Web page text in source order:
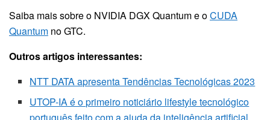
Saiba mais sobre o NVIDIA DGX Quantum e oCUDA
Quantum no GTC.
Outros artigos interessantes:
NTT DATA apresenta Tendências Tecnológicas 2023
UTOP-IA é o primeiro noticiário lifestyle tecnológico